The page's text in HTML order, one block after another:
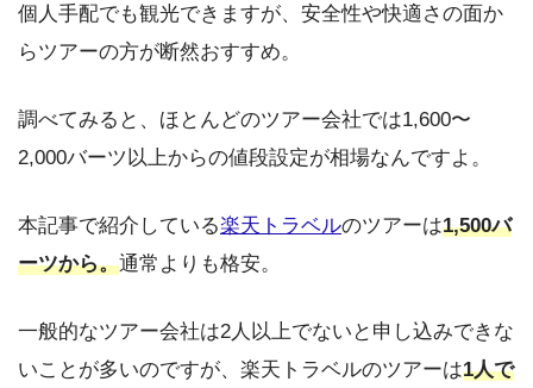
個人手配でも観光できますが、安全性や快適さの面か
らツアーの方が断然おすすめ。
調べてみると、ほとんどのツアー会社では1,600〜
2,000バーツ以上からの値段設定が相場なんですよ。
本記事で紹介している楽天トラベルのツアーは1,500バ
ーツから。通常よりも格安。
一般的なツアー会社は2人以上でないと申し込みできな
いことが多いのですが、楽天トラベルのツアーは1人で